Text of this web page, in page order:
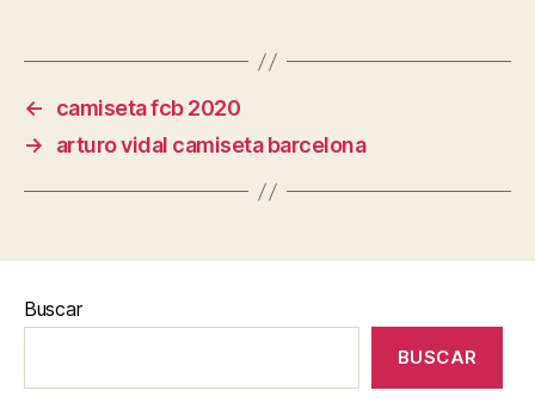
←
camiseta fcb 2020
→
arturo vidal camiseta barcelona
Buscar
BUSCAR